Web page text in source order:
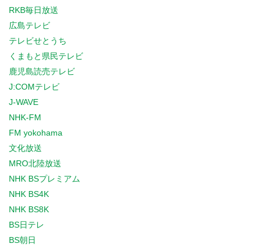
RKB毎日放送
広島テレビ
テレビせとうち
くまもと県民テレビ
鹿児島読売テレビ
J:COMテレビ
J-WAVE
NHK-FM
FM yokohama
文化放送
MRO北陸放送
NHK BSプレミアム
NHK BS4K
NHK BS8K
BS日テレ
BS朝日